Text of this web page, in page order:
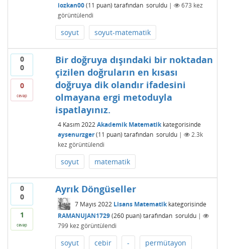
iozkan00 (11 puan) tarafından soruldu | 673 kez
görüntülendi
soyut soyut-matematik
0
0
0
cevap
Bir doğruya dışındaki bir noktadan
çizilen doğruların en kısası
doğruya dik olandır ifadesini
olmayana ergi metoduyla
ispatlayınız.
4 Kasım 2022 Akademik Matematikkategorisinde
aysenurzger (11 puan) tarafından soruldu |
2.3k
kez görüntülendi
soyut matematik
0
0
1
cevap
Ayrık Döngüseller
7 Mayıs 2022 Lisans Matematikkategorisinde
RAMANUJAN1729 (260puan) tarafından soruldu |
799kez görüntülendi
soyut cebir -
permütayon